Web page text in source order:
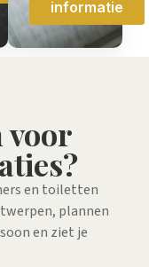
informatie
voor
en toiletten
plannen
en ziet je